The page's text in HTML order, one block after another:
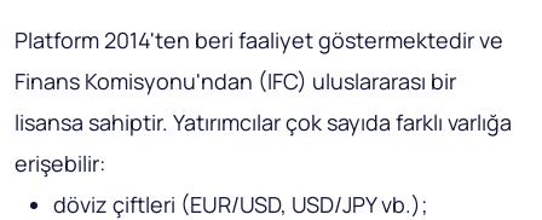
Platform 2014'ten beri faaliyet göstermektedir ve
Finans Komisyonu'ndan (IFC) uluslararası bir
lisansa sahiptir. Yatırımcılar çok sayıda farklı varlığa
erişebilir:
döviz çiftleri (EUR/USD, USD/JPY vb.);